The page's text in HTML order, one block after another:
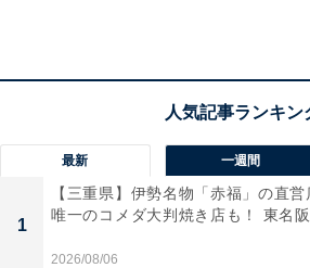
3月16日から販売がスタートした「
最新 一週間
1
【三重県】伊勢名物「赤福」の直
唯一のコメダ大判焼き店も！ 東名阪
2026/08/06